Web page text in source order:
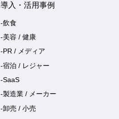
導入・活用事例
-飲食
-美容 / 健康
-PR / メディア
-宿泊 / レジャー
-SaaS
-製造業 / メーカー
-卸売 / 小売